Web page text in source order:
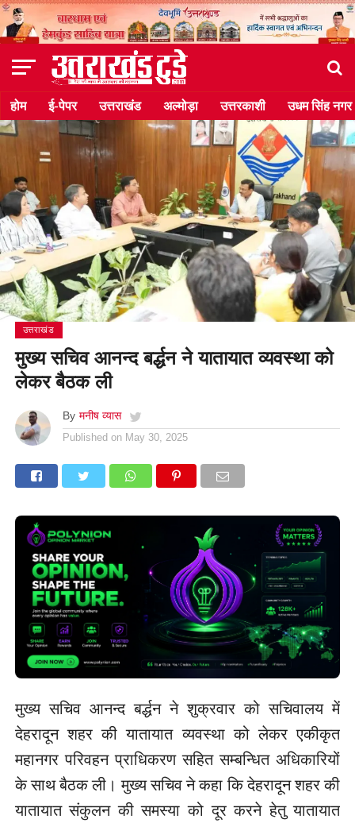
होम ई-पेपर उत्तराखंड अल्मोड़ा उत्तरकाशी उधम सिंह नगर
उत्तराखंड
मुख्य सचिव आनन्द बर्द्धन ने यातायात व्यवस्था को
लेकर बैठक ली
By मनीष व्यास
Published on May 30, 2025
मुख्य सचिव आनन्द बर्द्धन ने शुक्रवार को सचिवालय में
देहरादून शहर की यातायात व्यवस्था को लेकर एकीकृत
महानगर परिवहन प्राधिकरण सहित सम्बन्धित अधिकारियों
के साथ बैठक ली। मुख्य सचिव ने कहा कि देहरादून शहर की
यातायात संकुलन की समस्या को दूर करने हेतु यातायात